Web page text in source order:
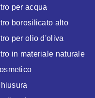
per acqua
borosilicato alto
per olio d'oliva
in materiale naturale